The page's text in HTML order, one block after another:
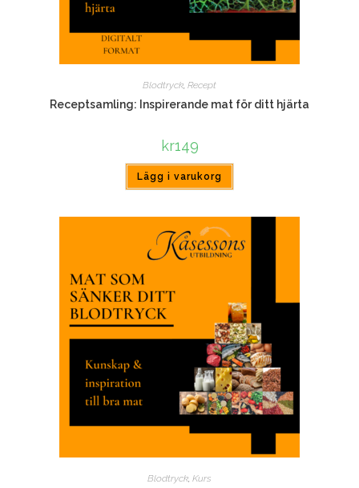
Blodtryck, Recept
Receptsamling: Inspirerande mat för ditt hjärta
kr149
Lägg i varukorg
Blodtryck Kurs